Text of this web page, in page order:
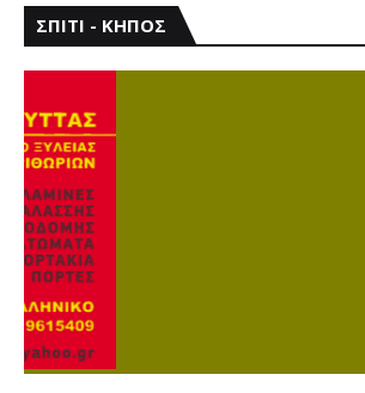
ΣΠΙΤΙ - ΚΗΠΟΣ